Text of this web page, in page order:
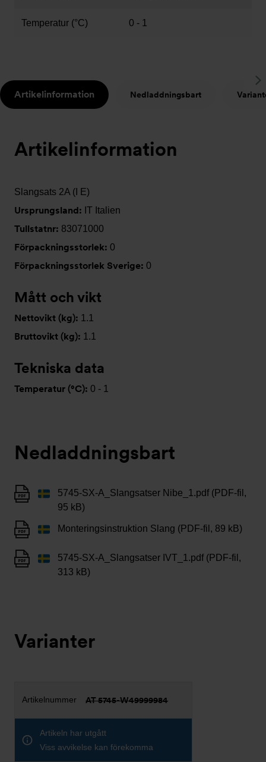
Temperatur (°C) 0 - 1
Artikelinformation Nedladdningsbart
Artikelinformation
Slangsats 2A (I E)
Ursprungsland: IT Italien
Tullstatnr: 83071000
Förpackningsstorlek: 0
Förpackningsstorlek Sverige: 0
Mått och vikt
Nettovikt (kg): 1.1
Bruttovikt (kg): 1.1
Tekniska data
Temperatur (°C): 0 - 1
Nedladdningsbart
5745-SX-A_Slangsatser Nibe_1.pdf (PDF-fil,
95 kB)
Monteringsinstruktion Slang (PDF-fil, 89 kB)
5745-SX-A_Slangsatser IVT_1.pdf (PDF-fil,
313 kB)
Varianter
AT 5745-W49999984
Artikeln har utgått
Viss avvikelse kan förekomma